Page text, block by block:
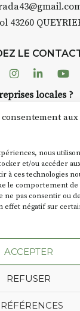
consentement aux
nous
et/ou accéder
à ces technologies
le comportement de
ne pas consentir ou
effet négatif sur
ACCEPTER
REFUSER
TURLE Le
une galerie
dans le village. Des
les granges
Fumoir est l’un de
activités
Petite Cité de
s’inscrit
off » du festival
D’où vient le
C’est le terme
les actes de
un saloir et
43260
LE
Instagram
Linkedin
locales ?
l'actu de